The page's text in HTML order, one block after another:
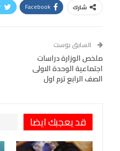
شارك Facebook
Tumblr
البريد الإلكتروني
Digg
LINE
السابق بوست
ملخص الوزارة دراسات
اجتماعية الوحدة الاولى
الصف الرابع ترم اول
قد يعجبك ايضا